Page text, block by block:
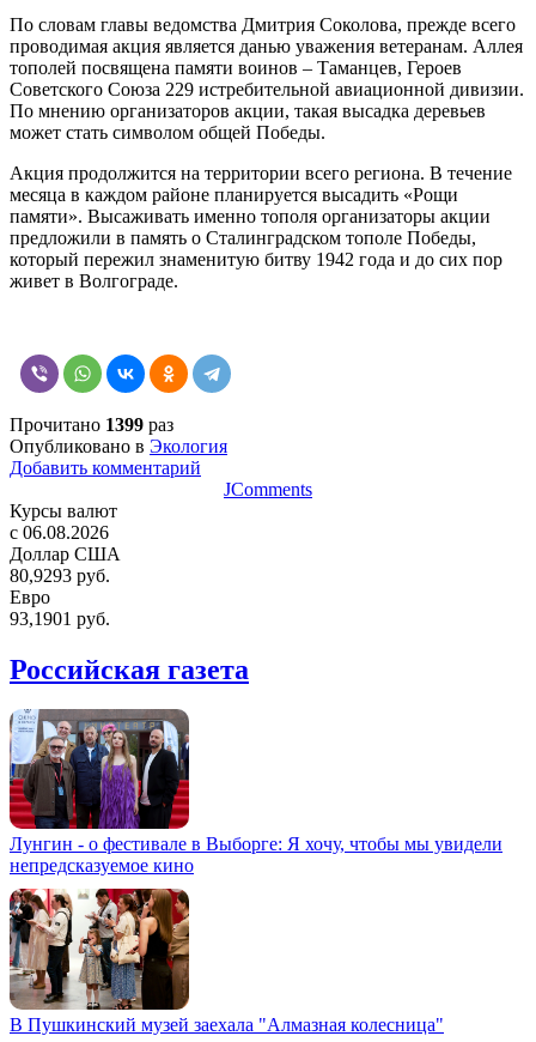
По словам главы ведомства Дмитрия Соколова, прежде всего
проводимая акция является данью уважения ветеранам. Аллея
тополей посвящена памяти воинов – Таманцев, Героев
Советского Союза 229 истребительной авиационной дивизии.
По мнению организаторов акции, такая высадка деревьев
может стать символом общей Победы.
Акция продолжится на территории всего региона. В течение
месяца в каждом районе планируется высадить «Рощи
памяти». Высаживать именно тополя организаторы акции
предложили в память о Сталинградском тополе Победы,
который пережил знаменитую битву 1942 года и до сих пор
живет в Волгограде.
Прочитано 1399 раз
Опубликовано в Экология
Добавить комментарий
JComments
Курсы валют
c 06.08.2026
Доллар США
80,9293 руб.
Евро
93,1901 руб.
Российская газета
Лунгин - о фестивале в Выборге: Я хочу, чтобы мы увидели
непредсказуемое кино
В Пушкинский музей заехала "Алмазная колесница"